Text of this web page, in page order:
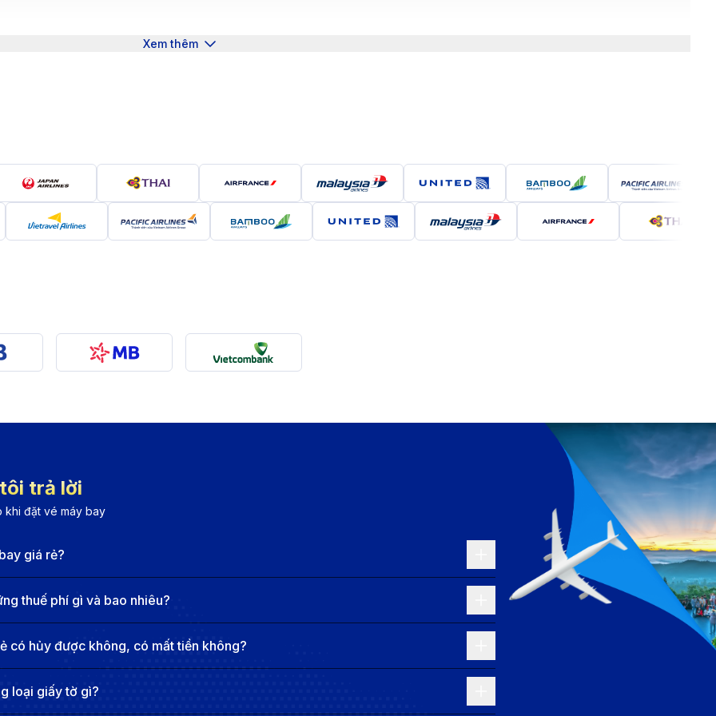
Phú Quốc đến Vienna:
cung cấp các chuyến bay nối chuyến qua TP.HCM hoặc Hà Nội, với dịch vụ cao cấp và linh hoạt, mang đến
khai thác các chuyến bay nối chuyến qua TP.HCM, phù hợp với du khách muốn tiết kiệm chi phí.
cung cấp chuyến bay nối chuyến qua Doha với chất lượng dịch vụ 5 sao và trải nghiệm sang trọng bậc
nối hành khách đến Vienna từ nhiều điểm trung chuyển lớn như Bangkok hay Frankfurt, với chất lượng dịch
sân bay Vienne (VIE)
Dương Đông khoảng 10km, phục vụ các chuyến bay nội địa và quốc tế. Du khách có thể dễ dàng di chuyển
vụ xe công nghệ như Grab. Sân bay trang bị đầy đủ tiện ích, bao gồm nhà hàng, quầy đổi tiền và khu vực
tế Phú Quốc
tiện sau để di chuyển đến sân bay quốc tế Phú Quốc:
với thời gian di chuyển chỉ khoảng 15-20 phút tùy tình hình giao thông. Giá cước dao động từ 150.000 -
chọn, như Mai Linh, Vinasun hoặc các hãng địa phương.
phổ biến để đi từ trung tâm đến sân bay quốc tế Phú Quốc, với giá vé chỉ từ 25.000 VNĐ/lượt. Tuyến xe bus số
Đông với sân bay Phú Quốc. Xe hoạt động từ 6h00 đến 18h00, với tần suất 20 phút/chuyến. Đây là phương án
Xem thêm
trả lời
khi đặt vé máy bay
giá rẻ?
thuế phí gì và bao nhiêu?
có hủy được không, có mất tiền không?
loại giấy tờ gì?